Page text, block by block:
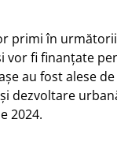
primi în
vor fi finanțate
au fost alese
dezvoltare
2024.